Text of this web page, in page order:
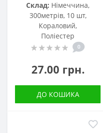
Склад: Німеччина,
300метрів, 10 шт,
Кораловий,
Поліестер
0
27.00 грн.
ДО КОШИКА